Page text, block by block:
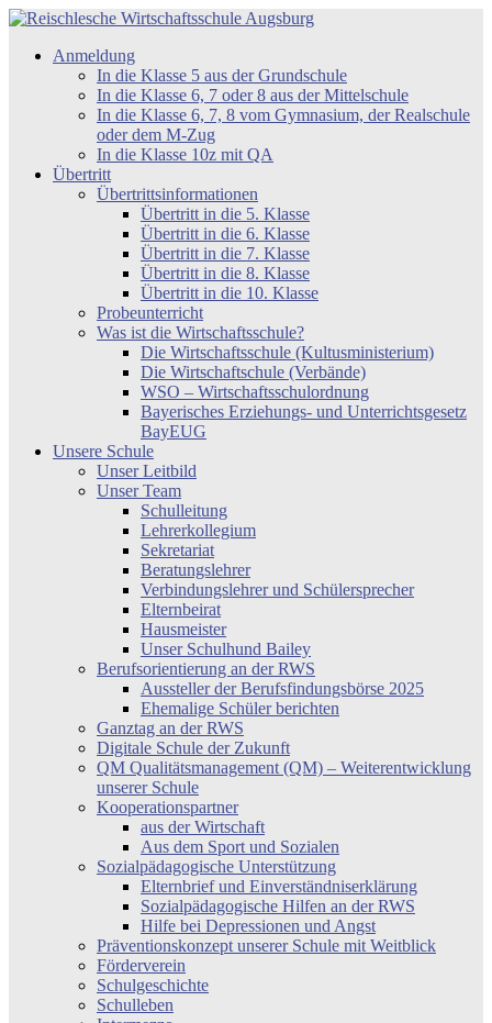
Zum
springen
Reischlesche
Wirtschaftsschule
Anmeldung
In die Klasse 5 aus der Grundschule
In die Klasse 6, 7 oder 8 aus der Mittelschule
In die Klasse 6, 7, 8 vom Gymnasium, der Realschule
oder dem M-Zug
In die Klasse 10z mit QA
Übertritt
Übertrittsinformationen
Übertritt in die 5. Klasse
Übertritt in die 6. Klasse
Übertritt in die 7. Klasse
Übertritt in die 8. Klasse
Übertritt in die 10. Klasse
Probeunterricht
Was ist die Wirtschaftsschule?
Die Wirtschaftsschule (Kultusministerium)
Die Wirtschaftschule (Verbände)
WSO – Wirtschaftsschulordnung
Bayerisches Erziehungs- und Unterrichtsgesetz
BayEUG
Unsere Schule
Unser Leitbild
Unser Team
Schulleitung
Lehrerkollegium
Sekretariat
Beratungslehrer
Verbindungslehrer und Schülersprecher
Elternbeirat
Hausmeister
Unser Schulhund Bailey
Berufsorientierung an der RWS
Aussteller der Berufsfindungsbörse 2025
Ehemalige Schüler berichten
Ganztag an der RWS
Digitale Schule der Zukunft
QM Qualitätsmanagement (QM) – Weiterentwicklung
unserer Schule
Kooperationspartner
aus der Wirtschaft
Aus dem Sport und Sozialen
Sozialpädagogische Unterstützung
Elternbrief und Einverständniserklärung
Sozialpädagogische Hilfen an der RWS
Hilfe bei Depressionen und Angst
Präventionskonzept unserer Schule mit Weitblick
Förderverein
Schulgeschichte
Schulleben